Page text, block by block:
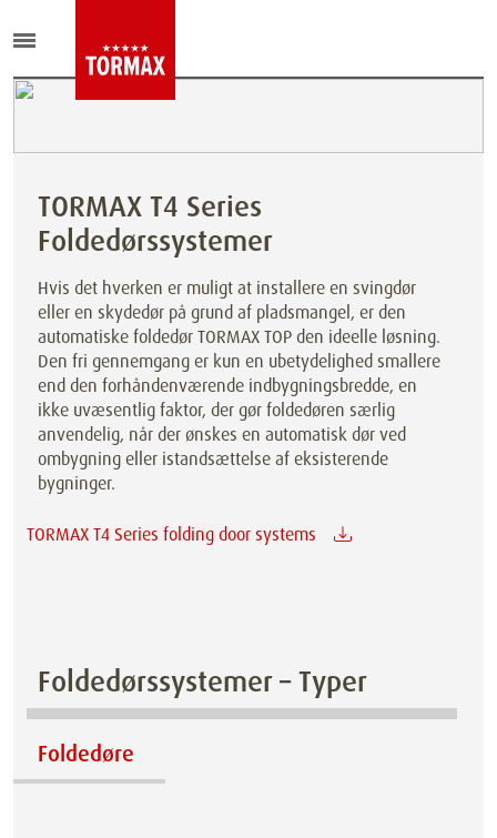
TORMAX T4 Series
Foldedørssystemer
Hvis det hverken er muligt at installere en svingdør
eller en skydedør på grund af pladsmangel, er den
automatiske foldedør TORMAX TOP den ideelle løsning.
Den fri gennemgang er kun en ubetydelighed smallere
end den forhåndenværende indbygningsbredde, en
ikke uvæsentlig faktor, der gør foldedøren særlig
anvendelig, når der ønskes en automatisk dør ved
ombygning eller istandsættelse af eksisterende
bygninger.
TORMAX T4 Series folding door systems
Foldedørssystemer – Typer
Foldedøre